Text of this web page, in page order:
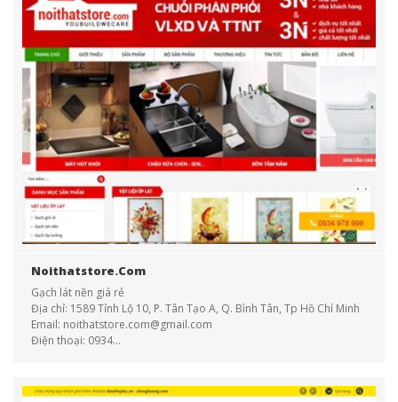
Noithatstore.com
Gạch lát nền giá rẻ
Địa chỉ: 1589 Tỉnh Lộ 10, P. Tân Tạo A, Q. Bình Tân, Tp Hồ Chí Minh
Email: noithatstore.com@gmail.com
Điện thoại: 0934...